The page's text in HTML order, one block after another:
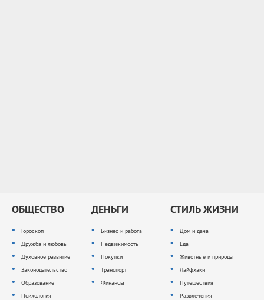
ОБЩЕСТВО
Гороскоп
Дружба и любовь
Духовное развитие
Законодательство
Образование
Психология
ДЕНЬГИ
Бизнес и работа
Недвижимость
Покупки
Транспорт
Финансы
СТИЛЬ ЖИЗНИ
Дом и дача
Еда
Животные и природа
Лайфхаки
Путешествия
Развлечения